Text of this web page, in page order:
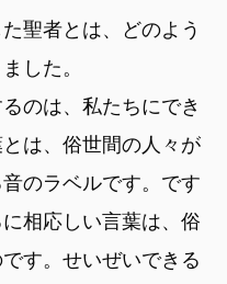
聖者とは、どのよう
した。
のは、私たちにでき
は、俗世間の人々が
のラベルです。です
相応しい言葉は、俗
す。せいぜいできる